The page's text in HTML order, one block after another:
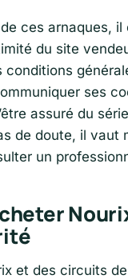
ces arnaques, il
du site
ses
assuré du
de doute, il vaut
un
et des circuits